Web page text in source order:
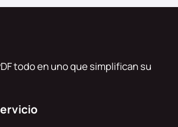
todo en uno que simplifican su